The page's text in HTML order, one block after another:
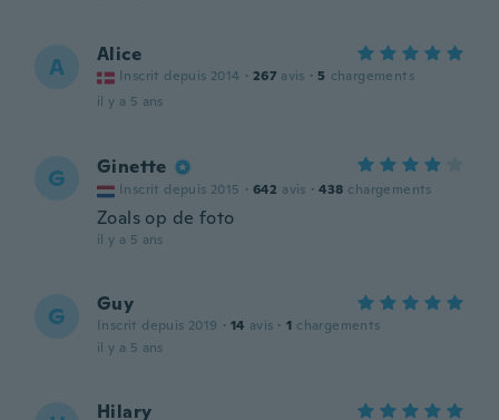
A Alice
Inscrit depuis 2014 · 267 avis · 5 chargements
il y a 5 ans
G Ginette
Inscrit depuis 2015 · 642 avis · 438 chargements
Zoals op de foto
il y a 5 ans
G Guy
Inscrit depuis 2019 · 14 avis · 1 chargements
il y a 5 ans
Hilary